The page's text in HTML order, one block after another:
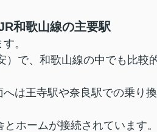
和歌山線の主要駅
。
で、和歌山線の中でも比較
は王寺駅や奈良駅での乗り
ホームが接続されています。